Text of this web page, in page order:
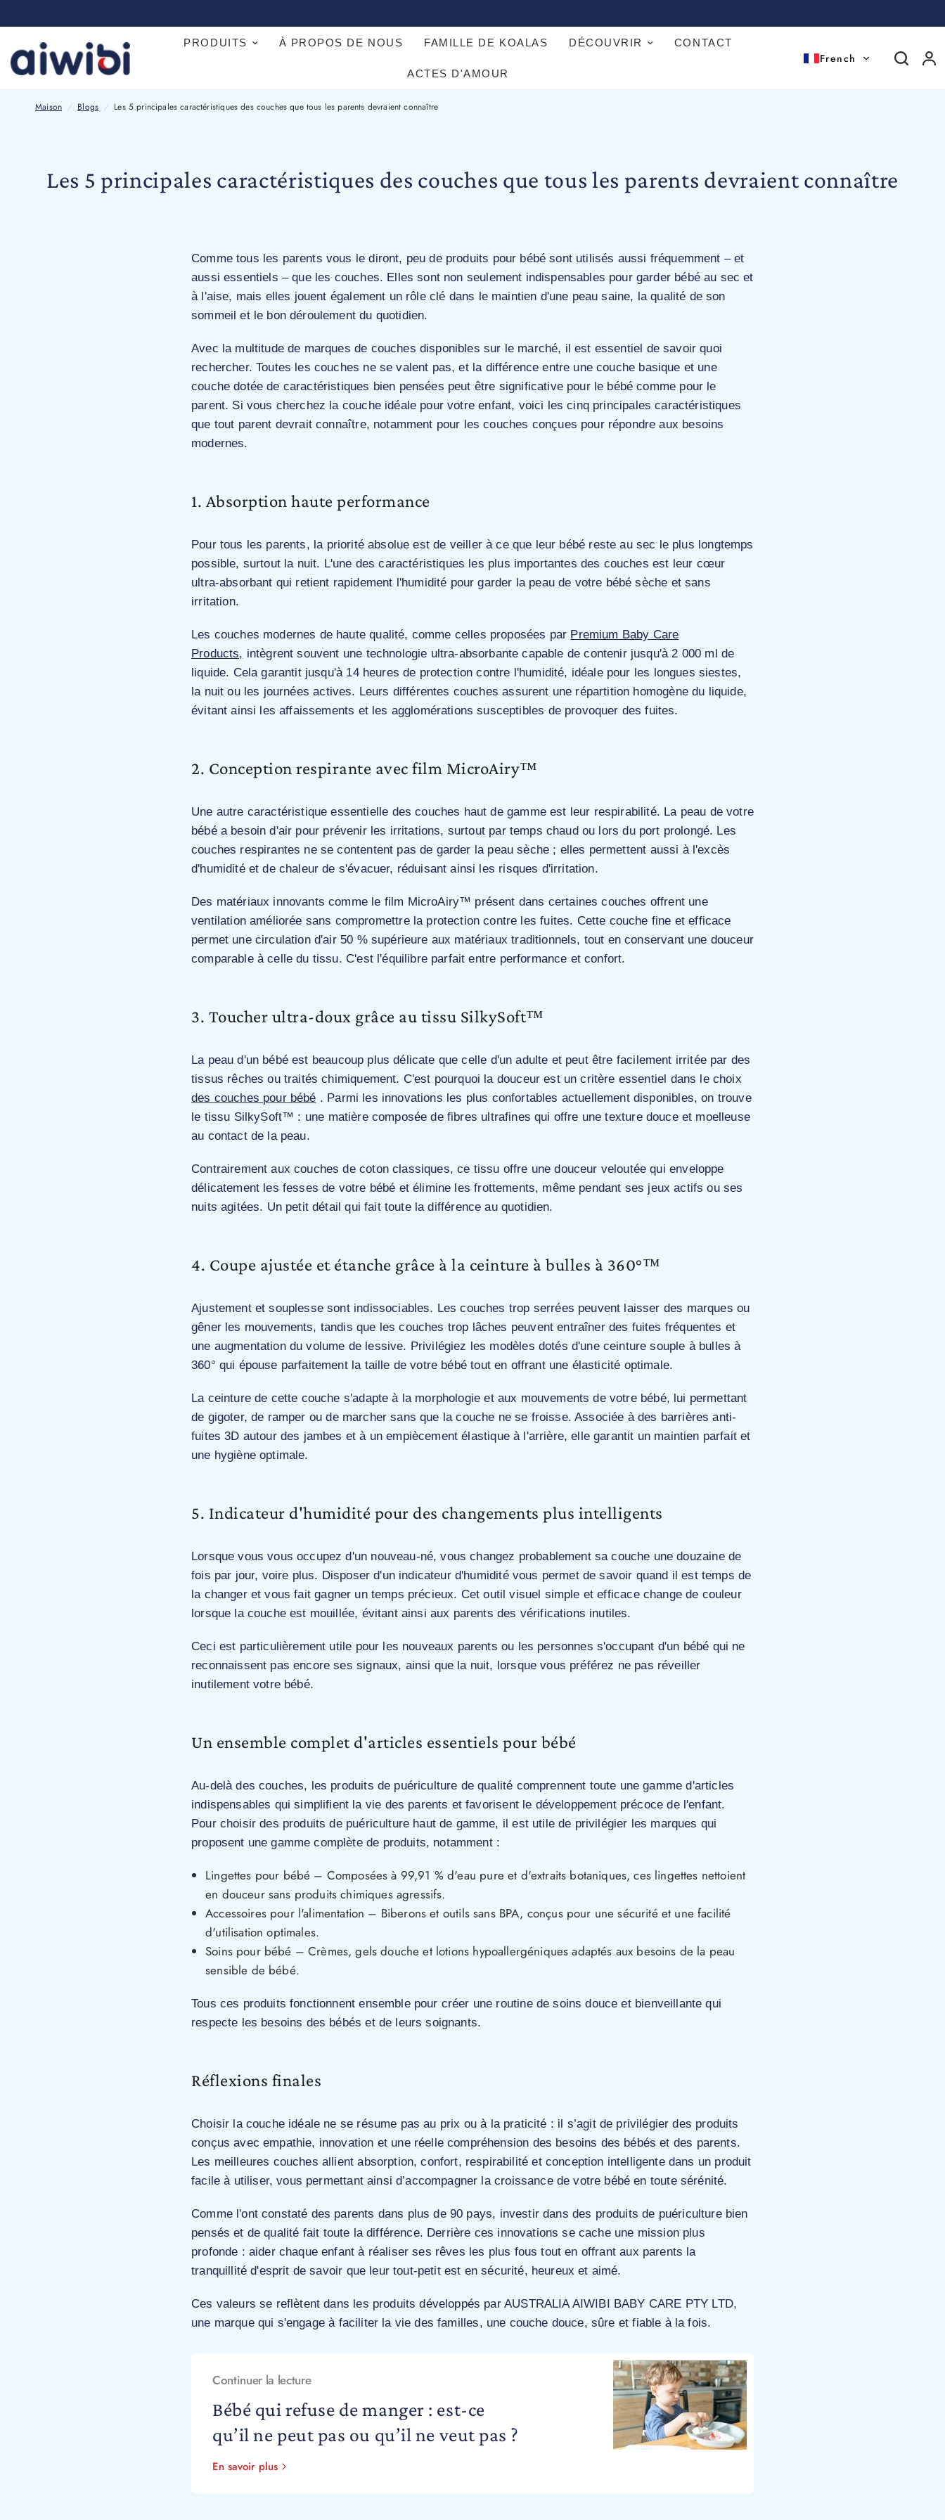
PRODUITS À PROPOS DE NOUS FAMILLE DE KOALAS DÉCOUVRIR CONTACT
ACTES D'AMOUR
French
Maison / Blogs / Les 5 principales caractéristiques des couches que tous les parents devraient connaître
Les 5 principales caractéristiques des couches que tous les parents devraient connaître
Les 5 principales caractéristiques des couches que tous les parents devraient connaître
Comme tous les parents vous le diront, peu de produits pour bébé sont utilisés aussi fréquemment – ​​et
aussi essentiels – que les couches. Elles sont non seulement indispensables pour garder bébé au sec et
à l'aise, mais elles jouent également un rôle clé dans le maintien d'une peau saine, la qualité de son
sommeil et le bon déroulement du quotidien.
Avec la multitude de marques de couches disponibles sur le marché, il est essentiel de savoir quoi
rechercher. Toutes les couches ne se valent pas, et la différence entre une couche basique et une
couche dotée de caractéristiques bien pensées peut être significative pour le bébé comme pour le
parent. Si vous cherchez la couche idéale pour votre enfant, voici les cinq principales caractéristiques
que tout parent devrait connaître, notamment pour les couches conçues pour répondre aux besoins
modernes.
1. Absorption haute performance
Pour tous les parents, la priorité absolue est de veiller à ce que leur bébé reste au sec le plus longtemps
possible, surtout la nuit. L'une des caractéristiques les plus importantes des couches est leur cœur
ultra-absorbant qui retient rapidement l'humidité pour garder la peau de votre bébé sèche et sans
irritation.
Les couches modernes de haute qualité, comme celles proposées par Premium Baby Care
Products, intègrent souvent une technologie ultra-absorbante capable de contenir jusqu'à 2 000 ml de
liquide. Cela garantit jusqu'à 14 heures de protection contre l'humidité, idéale pour les longues siestes,
la nuit ou les journées actives. Leurs différentes couches assurent une répartition homogène du liquide,
évitant ainsi les affaissements et les agglomérations susceptibles de provoquer des fuites.
2. Conception respirante avec film MicroAiry™
Une autre caractéristique essentielle des couches haut de gamme est leur respirabilité. La peau de votre
bébé a besoin d'air pour prévenir les irritations, surtout par temps chaud ou lors du port prolongé. Les
couches respirantes ne se contentent pas de garder la peau sèche ; elles permettent aussi à l'excès
d'humidité et de chaleur de s'évacuer, réduisant ainsi les risques d'irritation.
Des matériaux innovants comme le film MicroAiry™ présent dans certaines couches offrent une
ventilation améliorée sans compromettre la protection contre les fuites. Cette couche fine et efficace
permet une circulation d'air 50 % supérieure aux matériaux traditionnels, tout en conservant une douceur
comparable à celle du tissu. C'est l'équilibre parfait entre performance et confort.
3. Toucher ultra-doux grâce au tissu SilkySoft™
La peau d'un bébé est beaucoup plus délicate que celle d'un adulte et peut être facilement irritée par des
tissus rêches ou traités chimiquement. C'est pourquoi la douceur est un critère essentiel dans le choix
des couches pour bébé . Parmi les innovations les plus confortables actuellement disponibles, on trouve
le tissu SilkySoft™ : une matière composée de fibres ultrafines qui offre une texture douce et moelleuse
au contact de la peau.
Contrairement aux couches de coton classiques, ce tissu offre une douceur veloutée qui enveloppe
délicatement les fesses de votre bébé et élimine les frottements, même pendant ses jeux actifs ou ses
nuits agitées. Un petit détail qui fait toute la différence au quotidien.
4. Coupe ajustée et étanche grâce à la ceinture à bulles à 360°™
Ajustement et souplesse sont indissociables. Les couches trop serrées peuvent laisser des marques ou
gêner les mouvements, tandis que les couches trop lâches peuvent entraîner des fuites fréquentes et
une augmentation du volume de lessive. Privilégiez les modèles dotés d'une ceinture souple à bulles à
360° qui épouse parfaitement la taille de votre bébé tout en offrant une élasticité optimale.
La ceinture de cette couche s'adapte à la morphologie et aux mouvements de votre bébé, lui permettant
de gigoter, de ramper ou de marcher sans que la couche ne se froisse. Associée à des barrières anti-
fuites 3D autour des jambes et à un empiècement élastique à l'arrière, elle garantit un maintien parfait et
une hygiène optimale.
5. Indicateur d'humidité pour des changements plus intelligents
Lorsque vous vous occupez d'un nouveau-né, vous changez probablement sa couche une douzaine de
fois par jour, voire plus. Disposer d'un indicateur d'humidité vous permet de savoir quand il est temps de
la changer et vous fait gagner un temps précieux. Cet outil visuel simple et efficace change de couleur
lorsque la couche est mouillée, évitant ainsi aux parents des vérifications inutiles.
Ceci est particulièrement utile pour les nouveaux parents ou les personnes s'occupant d'un bébé qui ne
reconnaissent pas encore ses signaux, ainsi que la nuit, lorsque vous préférez ne pas réveiller
inutilement votre bébé.
Un ensemble complet d'articles essentiels pour bébé
Au-delà des couches, les produits de puériculture de qualité comprennent toute une gamme d'articles
indispensables qui simplifient la vie des parents et favorisent le développement précoce de l'enfant.
Pour choisir des produits de puériculture haut de gamme, il est utile de privilégier les marques qui
proposent une gamme complète de produits, notamment :
Lingettes pour bébé – Composées à 99,91 % d'eau pure et d'extraits botaniques, ces lingettes nettoient
en douceur sans produits chimiques agressifs.
Accessoires pour l'alimentation – Biberons et outils sans BPA, conçus pour une sécurité et une facilité
d'utilisation optimales.
Soins pour bébé – Crèmes, gels douche et lotions hypoallergéniques adaptés aux besoins de la peau
sensible de bébé.
Tous ces produits fonctionnent ensemble pour créer une routine de soins douce et bienveillante qui
respecte les besoins des bébés et de leurs soignants.
Réflexions finales
Choisir la couche idéale ne se résume pas au prix ou à la praticité : il s’agit de privilégier des produits
conçus avec empathie, innovation et une réelle compréhension des besoins des bébés et des parents.
Les meilleures couches allient absorption, confort, respirabilité et conception intelligente dans un produit
facile à utiliser, vous permettant ainsi d’accompagner la croissance de votre bébé en toute sérénité.
Comme l'ont constaté des parents dans plus de 90 pays, investir dans des produits de puériculture bien
pensés et de qualité fait toute la différence. Derrière ces innovations se cache une mission plus
profonde : aider chaque enfant à réaliser ses rêves les plus fous tout en offrant aux parents la
tranquillité d'esprit de savoir que leur tout-petit est en sécurité, heureux et aimé.
Ces valeurs se reflètent dans les produits développés par AUSTRALIA AIWIBI BABY CARE PTY LTD,
une marque qui s'engage à faciliter la vie des familles, une couche douce, sûre et fiable à la fois.
Continuer la lecture
Bébé qui refuse de manger : est-ce
qu’il ne peut pas ou qu’il ne veut pas ?
En savoir plus